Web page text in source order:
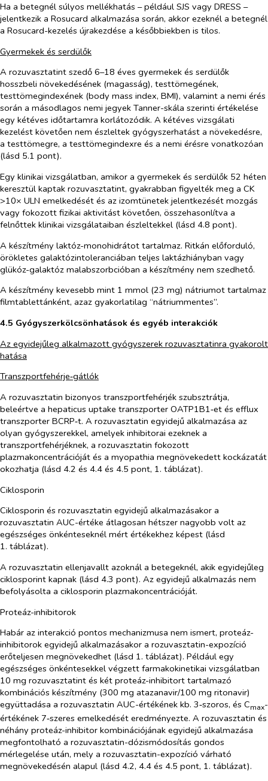
Ha a betegnél súlyos mellékhatás – például SJS vagy DRESS –
jelentkezik a Rosucard alkalmazása során, akkor ezeknél a betegnél
a Rosucard-kezelés újrakezdése a későbbiekben is tilos.
Gyermekek és serdülők
A rozuvasztatint szedő 6–18 éves gyermekek és serdülők
hosszbeli növekedésének (magasság), testtömegének,
testtömegindexének (body mass index, BMI), valamint a nemi érés
során a másodlagos nemi jegyek Tanner-skála szerinti értékelése
egy kétéves időtartamra korlátozódik. A kétéves vizsgálati
kezelést követően nem észleltek gyógyszerhatást a növekedésre,
a testtömegre, a testtömegindexre és a nemi érésre vonatkozóan
(lásd 5.1 pont).
Egy klinikai vizsgálatban, amikor a gyermekek és serdülők 52 héten
keresztül kaptak rozuvasztatint, gyakrabban figyelték meg a CK
>10× ULN emelkedését és az izomtünetek jelentkezését mozgás
vagy fokozott fizikai aktivitást követően, összehasonlítva a
felnőttek klinikai vizsgálataiban észleltekkel (lásd 4.8 pont).
A készítmény laktóz-monohidrátot tartalmaz. Ritkán előforduló,
örökletes galaktózintoleranciában teljes laktázhiányban vagy
glükóz-galaktóz malabszorbcióban a készítmény nem szedhető.
A készítmény kevesebb mint 1 mmol (23 mg) nátriumot tartalmaz
filmtablettánként, azaz gyakorlatilag “nátriummentes”.
4.5 Gyógyszerkölcsönhatások és egyéb interakciók
Az egyidejűleg alkalmazott gyógyszerek rozuvasztatinra gyakorolt
hatása
Transzportfehérje‑gátlók
A rozuvasztatin bizonyos transzportfehérjék szubsztrátja,
beleértve a hepaticus uptake transzporter OATP1B1‑et és efflux
transzporter BCRP‑t. A rozuvasztatin egyidejű alkalmazása az
olyan gyógyszerekkel, amelyek inhibitorai ezeknek a
transzportfehérjéknek, a rozuvasztatin fokozott
plazmakoncentrációját és a myopathia megnövekedett kockázatát
okozhatja (lásd 4.2 és 4.4 és 4.5 pont, 1. táblázat).
Ciklosporin
Ciklosporin és rozuvasztatin egyidejű alkalmazásakor a
rozuvasztatin AUC-értéke átlagosan hétszer nagyobb volt az
egészséges önkénteseknél mért értékekhez képest (lásd
1. táblázat).
A rozuvasztatin ellenjavallt azoknál a betegeknél, akik egyidejűleg
ciklosporint kapnak (lásd 4.3 pont). Az egyidejű alkalmazás nem
befolyásolta a ciklosporin plazmakoncentrációját.
Proteáz-inhibitorok
Habár az interakció pontos mechanizmusa nem ismert, proteáz-
inhibitorok egyidejű alkalmazásakor a rozuvasztatin-expozíció
erőteljesen megnövekedhet (lásd 1. táblázat). Például egy
egészséges önkéntesekkel végzett farmakokinetikai vizsgálatban
10 mg rozuvasztatint és két proteáz-inhibitort tartalmazó
kombinációs készítmény (300 mg atazanavir/100 mg ritonavir)
együttadása a rozuvasztatin AUC-értékének kb. 3‑szoros, és Cmax-
értékének 7‑szeres emelkedését eredményezte. A rozuvasztatin és
néhány proteáz-inhibitor kombinációjának egyidejű alkalmazása
megfontolható a rozuvasztatin-dózismódosítás gondos
mérlegelése után, mely a rozuvasztatin-expozíció várható
megnövekedésén alapul (lásd 4.2, 4.4 és 4.5 pont, 1. táblázat).